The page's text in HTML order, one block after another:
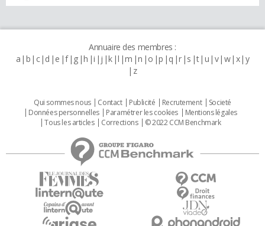
Annuaire des membres :
a b c d e f g h i j k l m n o p q r s t u v w x y
z
Qui sommes nous Contact Publicité Recrutement
Societé
Données personnelles
Paramétrer les cookies
Mentions légales
Tous les articles
Corrections © 2022 CCM Benchmark